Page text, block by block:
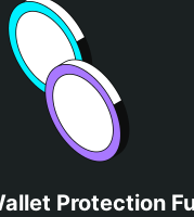
Protection